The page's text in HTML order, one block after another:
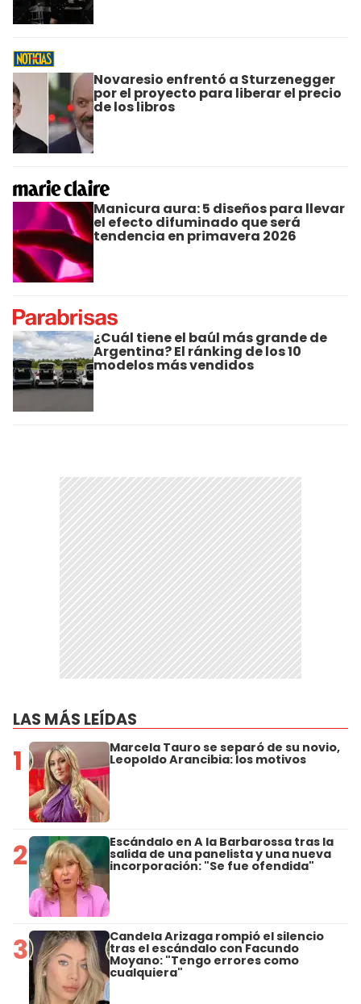
Novaresio enfrentó a Sturzenegger
por el proyecto para liberar el precio
de los libros
Manicura aura: 5 diseños para llevar
el efecto difuminado que será
tendencia en primavera 2026
¿Cuál tiene el baúl más grande de
Argentina? El ránking de los 10
modelos más vendidos
LAS MÁS LEÍDAS
1 Marcela Tauro se separó de su novio,
Leopoldo Arancibia: los motivos
2 Escándalo en A la Barbarossa tras la
salida de una panelista y una nueva
incorporación: "Se fue ofendida"
3 Candela Arizaga rompió el silencio
tras el escándalo con Facundo
Moyano: "Tengo errores como
cualquiera"